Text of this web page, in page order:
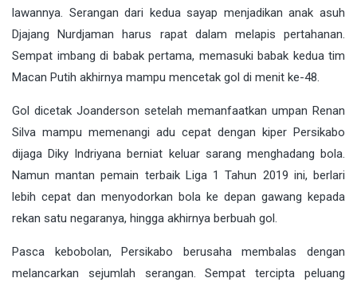
lawannya. Serangan dari kedua sayap menjadikan anak asuh
Djajang Nurdjaman harus rapat dalam melapis pertahanan.
Sempat imbang di babak pertama, memasuki babak kedua tim
Macan Putih akhirnya mampu mencetak gol di menit ke-48.
Gol dicetak Joanderson setelah memanfaatkan umpan Renan
Silva mampu memenangi adu cepat dengan kiper Persikabo
dijaga Diky Indriyana berniat keluar sarang menghadang bola.
Namun mantan pemain terbaik Liga 1 Tahun 2019 ini, berlari
lebih cepat dan menyodorkan bola ke depan gawang kepada
rekan satu negaranya, hingga akhirnya berbuah gol.
Pasca kebobolan, Persikabo berusaha membalas dengan
melancarkan sejumlah serangan. Sempat tercipta peluang